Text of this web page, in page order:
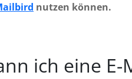
nutzen können.
ich eine